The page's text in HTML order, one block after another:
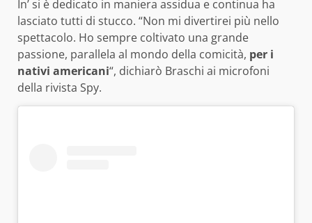
In’ si è dedicato in maniera assidua e continua ha
lasciato tutti di stucco. “Non mi divertirei più nello
spettacolo. Ho sempre coltivato una grande
passione, parallela al mondo della comicità, per i
nativi americani“, dichiarò Braschi ai microfoni
della rivista Spy.